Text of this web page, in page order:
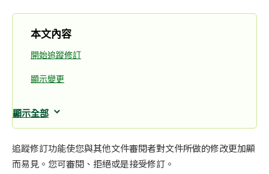
本文內容
開始追蹤修訂
顯示變更
顯示全部
追蹤修訂功能使您與其他文件審閱者對文件所做的修改更加顯
而易見。您可審閱、拒絕或是接受修訂。